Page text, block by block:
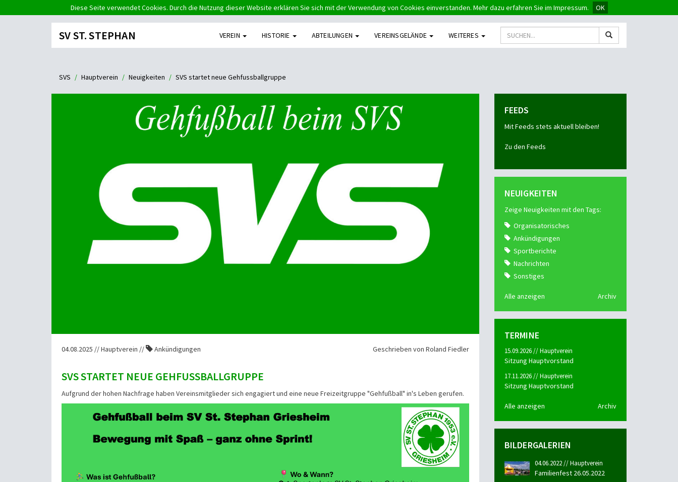
Diese Seite verwendet Cookies. Durch die Nutzung dieser Website erklären Sie sich mit der Verwendung von Cookies einverstanden. Mehr dazu erfahren Sie im Impressum. OK
SV ST. STEPHAN VEREIN HISTORIE ABTEILUNGEN VEREINSGELÄNDE WEITERES
SVS Hauptverein Neuigkeiten SVS startet neue Gehfussballgruppe
04.08.2025 // Hauptverein // Ankündigungen Geschrieben von Roland Fiedler
SVS STARTET NEUE GEHFUSSBALLGRUPPE
Aufgrund der hohen Nachfrage haben Vereinsmitglieder sich engagiert und eine neue Freizeitgruppe "Gehfußball" in's Leben gerufen.
FEEDS
Mit Feeds stets aktuell bleiben!
Zu den Feeds
NEUIGKEITEN
Zeige Neuigkeiten mit den Tags:
Organisatorisches
Ankündigungen
Sportberichte
Nachrichten
Sonstiges
Alle anzeigen Archiv
TERMINE
15.09.2026 // Hauptverein
Sitzung Hauptvorstand
17.11.2026 // Hauptverein
Sitzung Hauptvorstand
Alle anzeigen Archiv
BILDERGALERIEN
04.06.2022 // Hauptverein
Familienfest 26.05.2022